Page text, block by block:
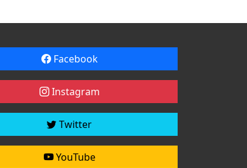
Facebook
Instagram
Twitter
YouTube